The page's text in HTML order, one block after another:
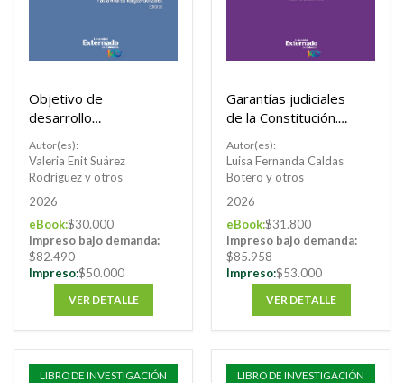
Objetivo de
desarrollo
sostenible 12.
Producir y consumir
con responsabilidad
Autor(es):
Valeria Enit Suárez
Rodríguez y otros
2026
eBook:$30.000
Impreso bajo demanda:
$82.490
Impreso:$50.000
VER DETALLE
Garantías judiciales
de la Constitución.
Volumen IX
Autor(es):
Luisa Fernanda Caldas
Botero y otros
2026
eBook:$31.800
Impreso bajo demanda:
$85.958
Impreso:$53.000
VER DETALLE
LIBRO DE INVESTIGACIÓN LIBRO DE INVESTIGACIÓN